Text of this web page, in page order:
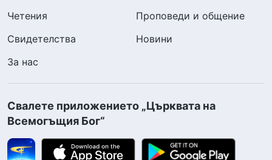
Четения
Проповеди и общение
Свидетелства
Новини
За нас
Свалете приложението „Църквата на
Всемогъщия Бог“